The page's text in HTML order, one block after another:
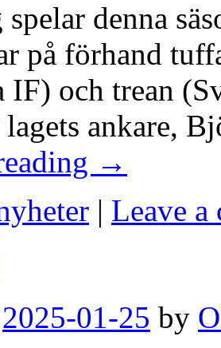
denna
på förhand
IF) och trean
ankare,
→
| Leave a
2025-01-25 by